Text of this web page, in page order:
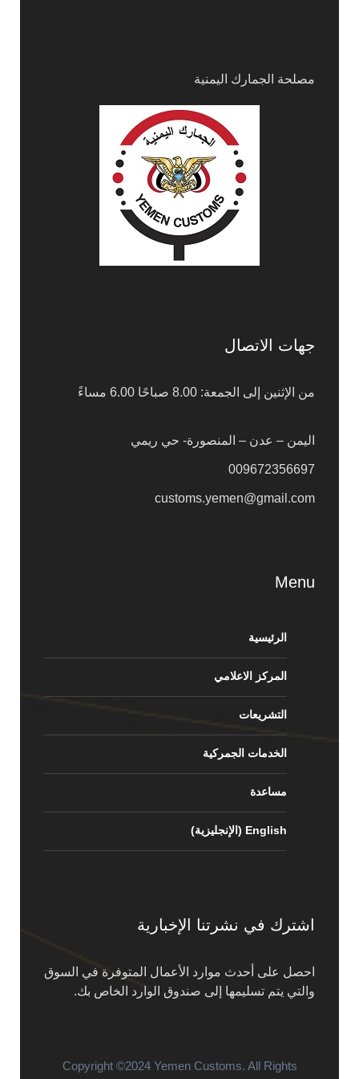
مصلحة الجمارك اليمنية
جهات الاتصال
من الإثنين إلى الجمعة: 8.00 صباحًا 6.00 مساءً
اليمن – عدن – المنصورة- حي ريمي
009672356697
customs.yemen@gmail.com
Menu
الرئيسية
المركز الاعلامي
التشريعات
الخدمات الجمركية
مساعدة
English
( الإنجليزية)
اشترك في نشرتنا الإخبارية
احصل على أحدث موارد الأعمال المتوفرة في السوق
والتي يتم تسليمها إلى صندوق الوارد الخاص بك.
Copyright ©2024 Yemen Customs. All Rights